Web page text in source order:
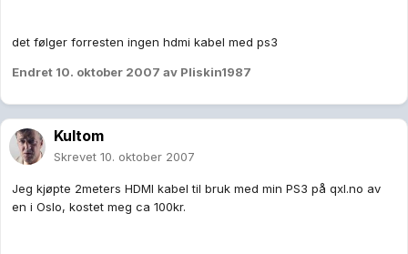
det følger forresten ingen hdmi kabel med ps3
Endret 10. oktober 2007 av Pliskin1987
Kultom
Skrevet 10. oktober 2007
Jeg kjøpte 2meters HDMI kabel til bruk med min PS3 på qxl.no av
en i Oslo, kostet meg ca 100kr.